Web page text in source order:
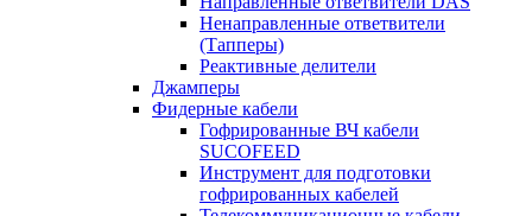
Ненаправленные ответвители
(Тапперы)
Реактивные делители
Джамперы
Фидерные кабели
Гофрированные ВЧ кабели
SUCOFEED
Инструмент для подготовки
гофрированных кабелей